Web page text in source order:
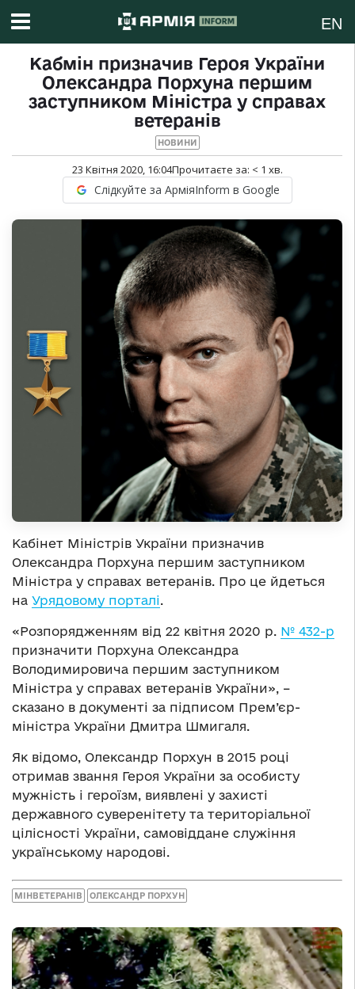
EN
Кабмін призначив Героя України
Олександра Порхуна першим
заступником Міністра у справах
ветеранів
НОВИНИ
23 Квітня 2020, 16:04Прочитаєте за: < 1 хв.
Слідкуйте за АрміяInform в Google
Кабінет Міністрів України призначив
Олександра Порхуна першим заступником
Міністра у справах ветеранів. Про це йдеться
на Урядовому порталі.
«Розпорядженням від 22 квітня 2020 р. № 432-р
призначити Порхуна Олександра
Володимировича першим заступником
Міністра у справах ветеранів України», –
сказано в документі за підписом Прем’єр-
міністра України Дмитра Шмигаля.
Як відомо, Олександр Порхун в 2015 році
отримав звання Героя України за особисту
мужність і героїзм, виявлені у захисті
державного суверенітету та територіальної
цілісності України, самовіддане служіння
українському народові.
МІНВЕТЕРАНІВ ОЛЕКСАНДР ПОРХУН